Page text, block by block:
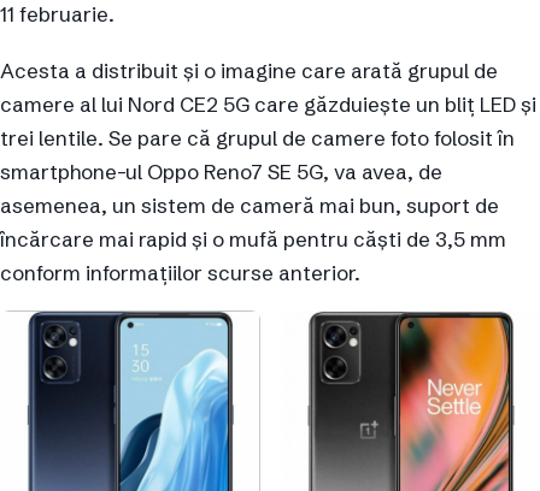
11 februarie.
Acesta a distribuit și o imagine care arată grupul de
camere al lui Nord CE2 5G care găzduiește un bliț LED și
trei lentile. Se pare că grupul de camere foto folosit în
smartphone-ul Oppo Reno7 SE 5G, va avea, de
asemenea, un sistem de cameră mai bun, suport de
încărcare mai rapid și o mufă pentru căști de 3,5 mm
conform informațiilor scurse anterior.